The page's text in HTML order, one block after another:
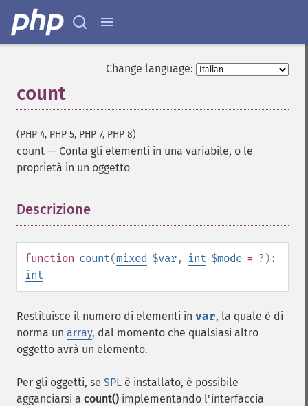
Change language:
count
(PHP 4, PHP 5, PHP 7, PHP 8)
count — Conta gli elementi in una variabile, o le
proprietà in un oggetto
Descrizione
function count(mixed $var, int $mode = ? ):
int
Restituisce il numero di elementi in var, la quale è di
norma un array, dal momento che qualsiasi altro
oggetto avrà un elemento.
Per gli oggetti, se SPL è installato, è possibile
agganciarsi a count() implementando l'interfaccia